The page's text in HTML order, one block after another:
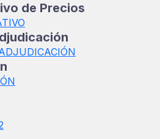
de Precios